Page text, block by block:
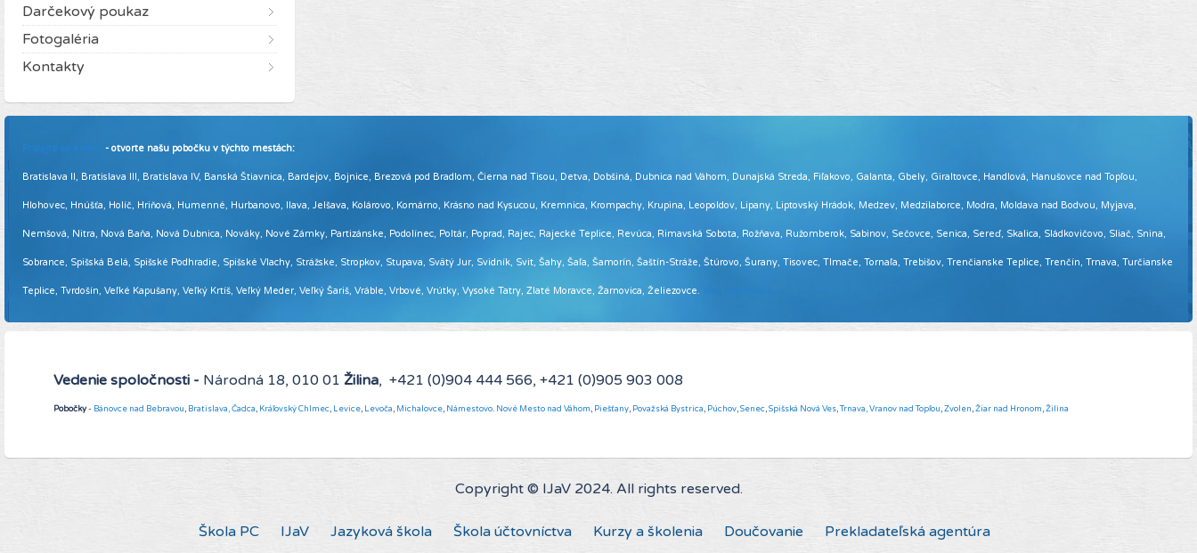
Darčekový poukaz
Fotogaléria
Kontakty
Pridajte sa k nám - otvorte našu pobočku v týchto mestách:
Bratislava II, Bratislava III, Bratislava IV, Banská Štiavnica, Bardejov, Bojnice, Brezová pod Bradlom, Čierna nad Tisou, Detva, Dobšiná, Dubnica nad Váhom, Dunajská Streda, Fiľakovo, Galanta, Gbely, Giraltovce, Handlová, Hanušovce nad Topľou,
Hlohovec, Hnúšťa, Holíč, Hriňová, Humenné, Hurbanovo, Ilava, Jelšava, Kolárovo, Komárno, Krásno nad Kysucou, Kremnica, Krompachy, Krupina, Leopoldov, Lipany, Liptovský Hrádok, Medzev, Medzilaborce, Modra, Moldava nad Bodvou, Myjava,
Nemšová, Nitra, Nová Baňa, Nová Dubnica, Nováky, Nové Zámky, Partizánske, Podolínec, Poltár, Poprad, Rajec, Rajecké Teplice, Revúca, Rimavská Sobota, Rožňava, Ružomberok, Sabinov, Sečovce, Senica, Sereď, Skalica, Sládkovičovo, Sliač, Snina,
Sobrance, Spišská Belá, Spišské Podhradie, Spišské Vlachy, Strážske, Stropkov, Stupava, Svätý Jur, Svidník, Svit, Šahy, Šaľa, Šamorín, Šaštín-Stráže, Štúrovo, Šurany, Tisovec, Tlmače, Tornaľa, Trebišov, Trenčianske Teplice, Trenčín, Trnava, Turčianske
Teplice, Tvrdošín, Veľké Kapušany, Veľký Krtíš, Veľký Meder, Veľký Šariš, Vráble, Vrbové, Vrútky, Vysoké Tatry, Zlaté Moravce, Žarnovica, Želiezovce.
Vedenie spoločnosti - Národná 18, 010 01 Žilina, +421 (0)904 444 566, +421 (0)905 903 008
Pobočky- Bánovce nad Bebravou, Bratislava,Čadca, Kráľovský Chlmec, Levice, Levoča, Michalovce, Námestovo. Nové Mesto nad Váhom, Piešťany, Považská Bystrica, Púchov,Senec,Spišská Nová Ves,Trnava,Vranov nad Topľou,Zvolen,Žiar nad Hronom,Žilina
Copyright © IJaV 2024. All rights reserved.
Škola PC IJaV Jazyková škola Škola účtovníctva Kurzy a školenia Doučovanie
Prekladateľská agentúra